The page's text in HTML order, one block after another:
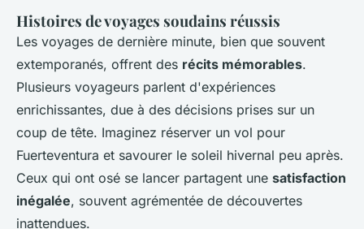
Histoires de voyages soudains réussis
Les voyages de dernière minute, bien que souvent
extemporanés, offrent des récits mémorables.
Plusieurs voyageurs parlent d'expériences
enrichissantes, due à des décisions prises sur un
coup de tête. Imaginez réserver un vol pour
Fuerteventura et savourer le soleil hivernal peu après.
Ceux qui ont osé se lancer partagent une satisfaction
inégalée, souvent agrémentée de découvertes
inattendues.